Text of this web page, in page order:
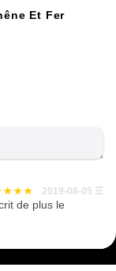
Et Fer
2019-08-05 ☰
de plus le